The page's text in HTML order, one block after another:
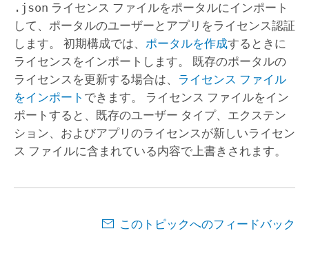
.json ライセンス ファイルをポータルにインポート
して、ポータルのユーザーとアプリをライセンス認証
します。 初期構成では、 ポータルを作成するときに
ライセンスをインポートします。 既存のポータルの
ライセンスを更新する場合は、 ライセンス ファイル
をインポート できます。 ライセンス ファイルをイン
ポートすると、既存のユーザー タイプ、エクステン
ション、およびアプリのライセンスが新しいライセン
ス ファイルに含まれている内容で上書きされます。
このトピックへのフィードバック